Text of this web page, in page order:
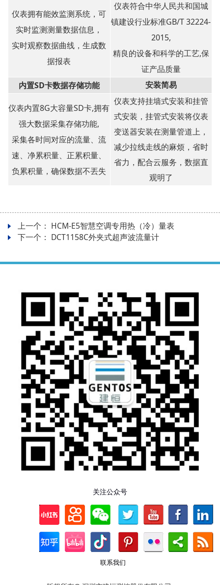
仪表拥有能效监测系统，可
实时监测测量数据信息，
实时观察数据曲线，生成数
据报表
仪表符合中华人民共和国城
镇建设行业标准GB/T 32224-
2015,
精良的设备和科学的工艺,保
证产品质量
内置SD卡数据存储功能
安装简易
仪表内置8G大容量SD卡,拥有
强大数据采集存储功能,
采集各时间对应的流量、流
速、净累积量、正累积量、
负累积量，确保数据不丟失
仪表支持挂墙式安装和挂管
式安装，挂管式安装将仪表
变送器安装在测量管道上，
减少拉线走线的麻烦，省时
省力，配合云服务，数据直
观明了
上一个： HCM-E5智慧空调专用热（冷）量表
下一个： DCT1158C外夹式超声波流量计
关注公众号
联系我们